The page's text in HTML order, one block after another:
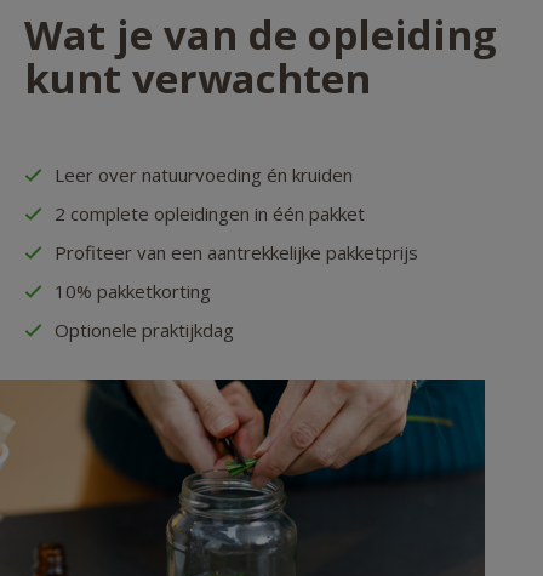
Wat je van de opleiding
kunt verwachten
Leer over natuurvoeding én kruiden
2 complete opleidingen in één pakket
Profiteer van een aantrekkelijke pakketprijs
10% pakketkorting
Optionele praktijkdag